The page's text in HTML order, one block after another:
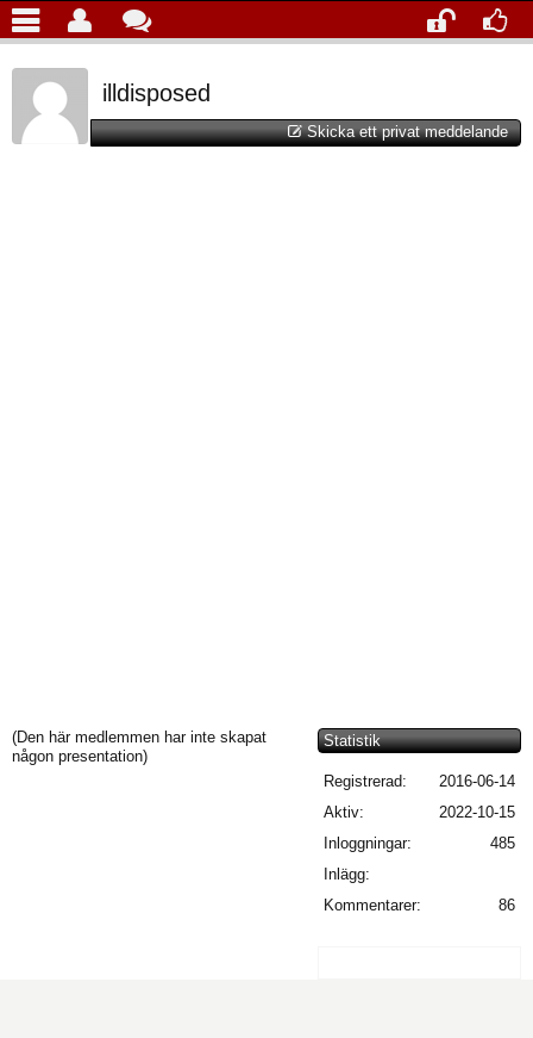
illdisposed
Skicka ett privat meddelande
(Den här medlemmen har inte skapat
någon presentation)
Statistik
Registrerad:
2016-06-14
Aktiv:
2022-10-15
Inloggningar:
485
Inlägg:
Kommentarer:
86